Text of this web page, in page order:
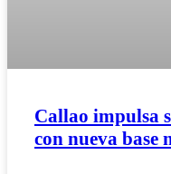
Callao impulsa
con nueva base